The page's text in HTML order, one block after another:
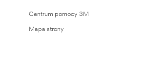
Centrum pomocy 3M
Mapa strony